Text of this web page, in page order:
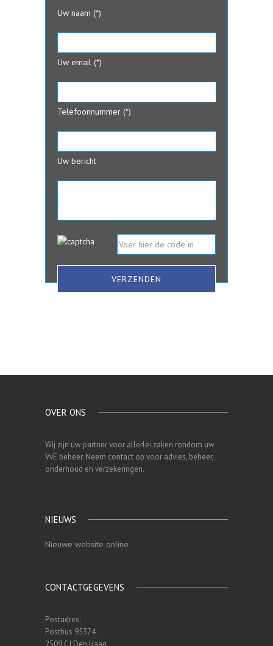
Uw naam (*)
Uw email (*)
Telefoonnummer (*)
Uw bericht
OVER ONS
Wij zijn uw partner voor allerlei zaken rondom uw
VvE beheer. Neem contact op voor advies, beheer,
onderhoud en verzekeringen.
NIEUWS
Nieuwe website online
CONTACTGEGEVENS
Postadres:
Postbus 95374
2509 CJ Den Haag